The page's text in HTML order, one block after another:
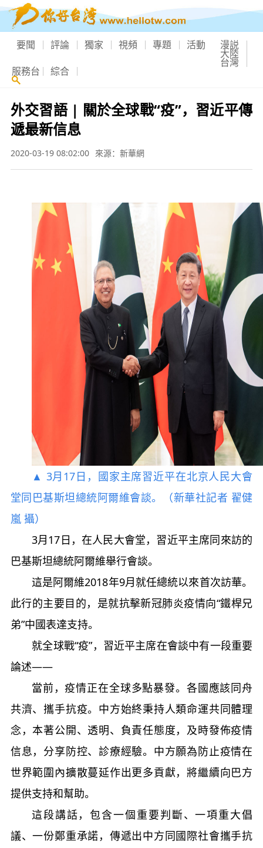
要聞 評論 獨家 視頻 專題 活動 漫説
大陸
台灣
服務台 綜合
外交習語 | 關於全球戰“疫”，習近平傳
遞最新信息
2020-03-19 08:02:00 來源：新華網
▲ 3月17日，國家主席習近平在北京人民大會
堂同巴基斯坦總統阿爾維會談。（新華社記者 翟健
嵐 攝）
3月17日，在人民大會堂，習近平主席同來訪的
巴基斯坦總統阿爾維舉行會談。
這是阿爾維2018年9月就任總統以來首次訪華。
此行的主要目的，是就抗擊新冠肺炎疫情向“鐵桿兄
弟”中國表達支持。
就全球戰“疫”，習近平主席在會談中有一段重要
論述——
當前，疫情正在全球多點暴發。各國應該同舟
共濟、攜手抗疫。中方始終秉持人類命運共同體理
念，本著公開、透明、負責任態度，及時發佈疫情
信息，分享防控、診療經驗。中方願為防止疫情在
世界範圍內擴散蔓延作出更多貢獻，將繼續向巴方
提供支持和幫助。
這段講話，包含一個重要判斷、一項重大倡
議、一份鄭重承諾，傳遞出中方同國際社會攜手抗